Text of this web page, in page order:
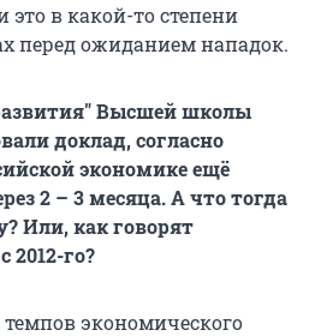
это в какой-то степени
перед ожиданием нападок.
Высшей школы
доклад, согласно
экономике ещё
2 – 3 месяца. А что тогда
Или, как говорят
2012-го?
экономического